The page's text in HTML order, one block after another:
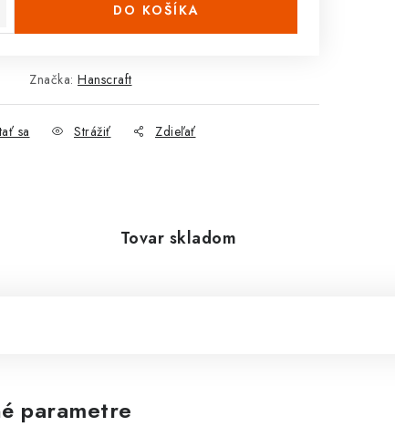
DO KOŠÍKA
Značka: Hanscraft
sa Strážiť Zdieľať
Tovar skladom
parametre